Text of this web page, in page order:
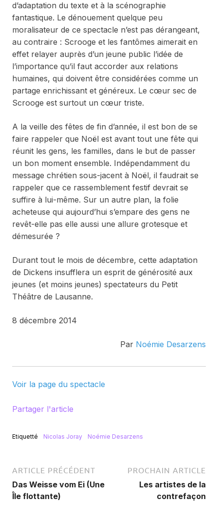
d’adaptation du texte et à la scénographie
fantastique. Le dénouement quelque peu
moralisateur de ce spectacle n’est pas dérangeant,
au contraire : Scrooge et les fantômes aimerait en
effet relayer auprès d’un jeune public l’idée de
l’importance qu’il faut accorder aux relations
humaines, qui doivent être considérées comme un
partage enrichissant et généreux. Le cœur sec de
Scrooge est surtout un cœur triste.
A la veille des fêtes de fin d’année, il est bon de se
faire rappeler que Noël est avant tout une fête qui
réunit les gens, les familles, dans le but de passer
un bon moment ensemble. Indépendamment du
message chrétien sous-jacent à Noël, il faudrait se
rappeler que ce rassemblement festif devrait se
suffire à lui-même. Sur un autre plan, la folie
acheteuse qui aujourd’hui s’empare des gens ne
revêt-elle pas elle aussi une allure grotesque et
démesurée ?
Durant tout le mois de décembre, cette adaptation
de Dickens insufflera un esprit de générosité aux
jeunes (et moins jeunes) spectateurs du Petit
Théâtre de Lausanne.
8 décembre 2014
Par Noémie Desarzens
Voir la page du spectacle
Partager l'article
Etiquetté Nicolas Joray Noémie Desarzens
ARTICLE PRÉCÉDENT
Das Weisse vom Ei (Une
Île flottante)
PROCHAIN ARTICLE
Les artistes de la
contrefaçon